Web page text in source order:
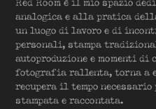
Red Room è il mio spazio
analogica e alla pratica
un luogo di lavoro e di
personali, stampa
autoproduzione e momenti
fotografia rallenta, torna a
recupera il tempo necessario
stampata e raccontata.